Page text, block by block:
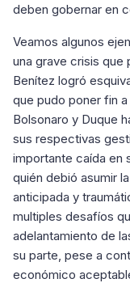
deben gobernar en
Veamos algunos
una grave crisis que
Benítez logró
que pudo poner fin
Bolsonaro y Duque
sus respectivas
importante caída en
quién debió asumir
anticipada y
multiples desafíos
adelantamiento de
su parte, pese a
económico